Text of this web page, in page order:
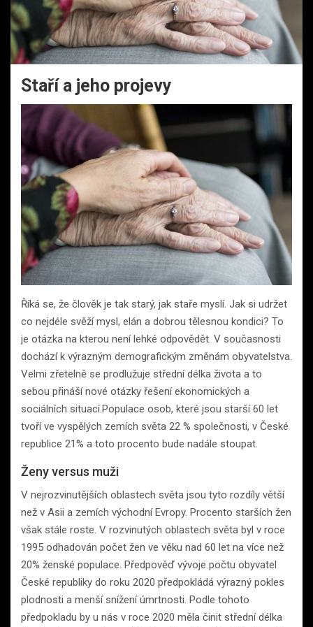
Staří a jeho projevy
Říká se, že člověk je tak starý, jak staře myslí. Jak si udržet
co nejdéle svěží mysl, elán a dobrou tělesnou kondici? To
je otázka na kterou není lehké odpovědět. V současnosti
dochází k výrazným demografickým změnám obyvatelstva.
Velmi zřetelně se prodlužuje střední délka života a to
sebou přináší nové otázky řešení ekonomických a
sociálních situací.Populace osob, které jsou starší 60 let
tvoří ve vyspělých zemích světa 22 % společnosti, v České
republice 21% a toto procento bude nadále stoupat.
Ženy versus muži
V nejrozvinutějších oblastech světa jsou tyto rozdíly větší
než v Asii a zemích východní Evropy. Procento starších žen
však stále roste. V rozvinutých oblastech světa byl v roce
1995 odhadován počet žen ve věku nad 60 let na více než
20% ženské populace. Předpověď vývoje počtu obyvatel
České republiky do roku 2020 předpokládá výrazný pokles
plodnosti a menší snížení úmrtnosti. Podle tohoto
předpokladu by u nás v roce 2020 měla činit střední délka